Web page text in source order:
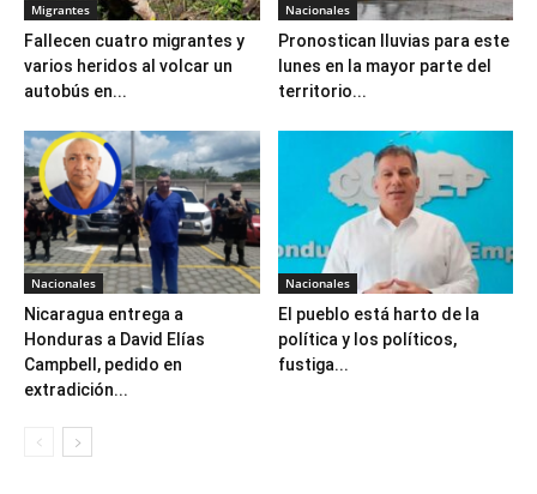
Migrantes
Fallecen cuatro migrantes y
varios heridos al volcar un
autobús en...
Nacionales
Pronostican lluvias para este
lunes en la mayor parte del
territorio...
Nacionales
Nicaragua entrega a
Honduras a David Elías
Campbell, pedido en
extradición...
Nacionales
El pueblo está harto de la
política y los políticos,
fustiga...